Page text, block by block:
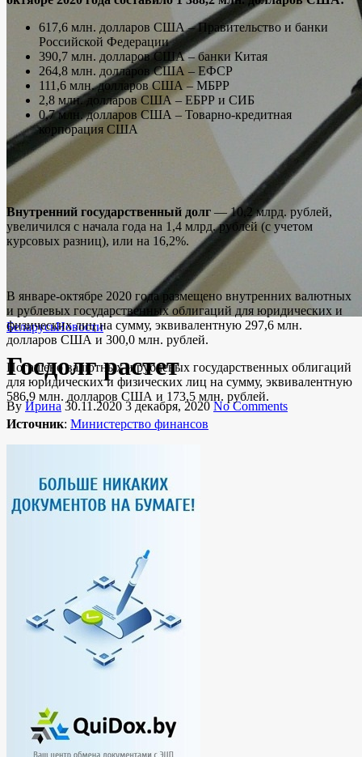
БеларусьНовости
Госдолг растет
By Ирина 30.11.2020 3 декабря, 2020 No Comments
617,6 млн. долларов США – Правительство и банки
Российской Федерации
390,7 млн. долларов США – банки Китая
264,8 млн. долларов США – ЕФСР
111,6 млн. долларов США – МБРР
2,8 млн. долларов США – ЕБРР и СИБ
0,7 млн. долларов США – Товарно-кредитная
корпорация США
Внутренний государственный долг — 10,2 млрд. рублей,
увеличился с начала года на 1,4 млрд. рублей (с учетом
курсовых разниц), или на 16,2%.
В январе-октябре 2020 года размещено внутренних валютных
и рублевых государственных облигаций для юридических и
физических лиц на сумму, эквивалентную 297,6 млн.
долларов США и 300,0 млн. рублей.
Погашено валютных и рублевых государственных облигаций
для юридических и физических лиц на сумму, эквивалентную
586,9 млн. долларов США и 173,5 млн. рублей.
Источник: Министерство финансов